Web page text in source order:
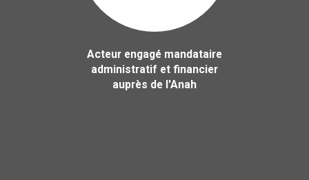
Acteur engagé mandataire
administratif et financier
auprès de l'Anah